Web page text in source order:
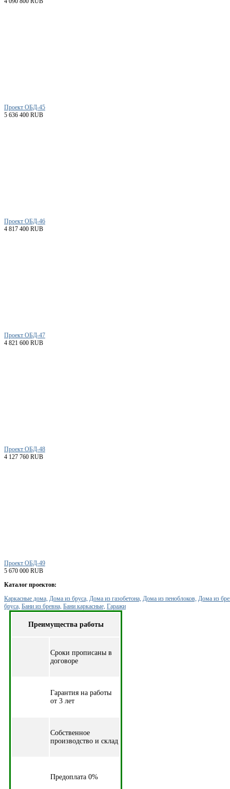
Проект ОБД-45
5 636 400 RUB
Проект ОБД-46
4 817 400 RUB
Проект ОБД-47
4 821 600 RUB
Проект ОБД-48
4 127 760 RUB
Проект ОБД-49
5 670 000 RUB
Каталог проектов:
Каркасные дома, Дома из бруса, Дома из газобетона, Дома из пеноблоков, Дома из
бруса, Бани из бревна, Бани каркасные, Гаражи
Преимущества работы
Cроки прописаны в
договоре
Гарантия на работы
от 3 лет
Собственное
производство и склад
Предоплата 0%